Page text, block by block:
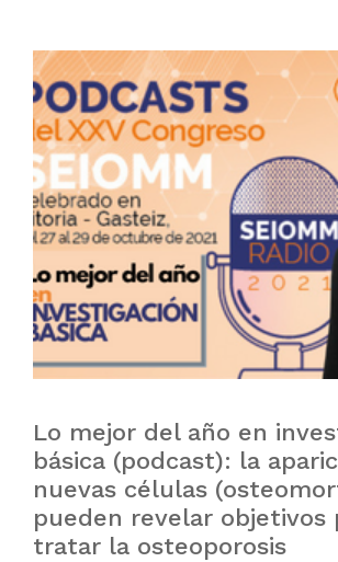
Lo mejor del año en
básica (podcast): la
nuevas células
pueden revelar objetivos
tratar la osteoporosis